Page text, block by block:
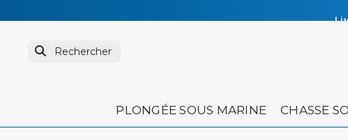
PLONGÉE SOUS MARINE CHASSE